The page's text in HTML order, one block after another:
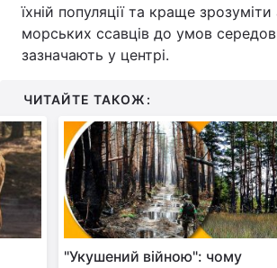
їхній популяції та краще зрозуміти
морських ссавців до умов
зазначають у центрі.
ЧИТАЙТЕ ТАКОЖ:
"Укушений війною": чому